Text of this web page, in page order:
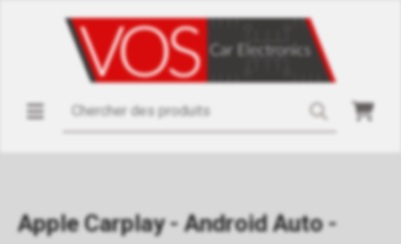
Apple Carplay - Android Auto -